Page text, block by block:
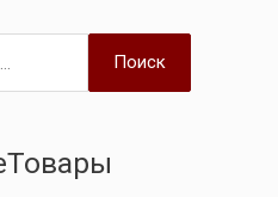
Поиск